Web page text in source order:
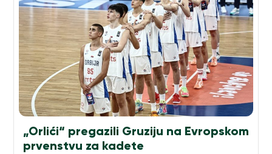
„Orlići“ pregazili Gruziju na Evropskom
prvenstvu za kadete